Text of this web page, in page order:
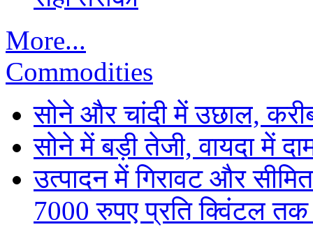
More...
Commodities
सोने और चांदी में उछाल,
सोने में बड़ी तेजी, वायदा में
उत्पादन में गिरावट और
7000 रुपए प्रति क्विंटल